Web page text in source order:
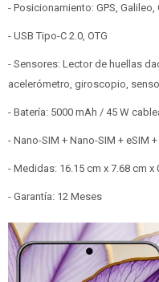
- Posicionamiento: GPS, Galileo,
- USB Tipo-C 2.0, OTG
- Sensores: Lector de huellas
acelerómetro, giroscopio,
- Batería: 5000 mAh / 45 W
- Nano-SIM + Nano-SIM + eSIM
- Medidas: 16.15 cm x 7.68 cm x
- Garantía: 12 Meses